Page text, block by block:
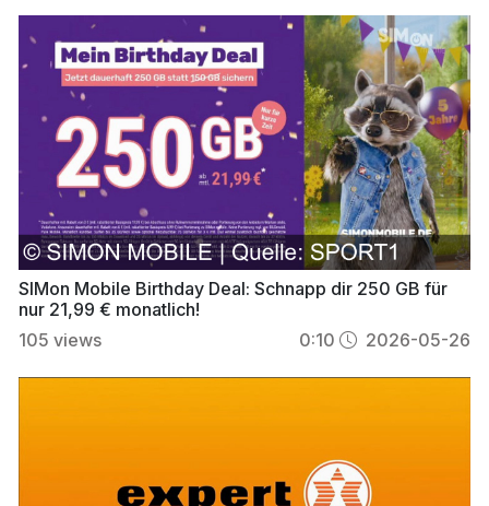
SIMon Mobile Birthday Deal: Schnapp dir 250 GB für
nur 21,99 € monatlich!
105 views 0:10 2026-05-26